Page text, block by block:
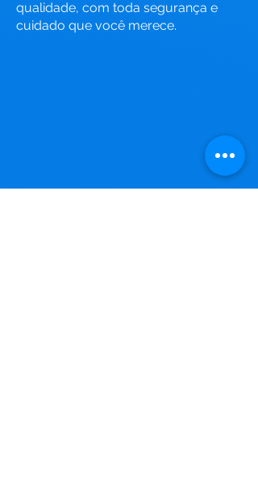
qualidade, com toda segurança e
cuidado que você merece.